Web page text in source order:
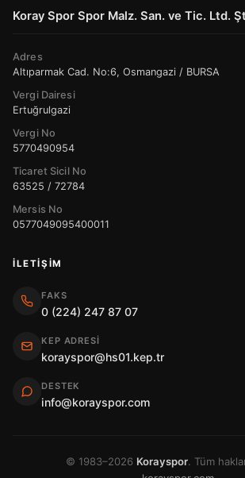
Koray Spor Spor Malz. San. ve Tic. Ltd.
Adres
Altıparmak Cad. No:6, Osmangazi / BURSA
Vergi Dairesi
Ertuğrulgazi
Vergi No
5770490954
Ticaret Sicil No
63525 / 72784
Mersis No
0577049095400011
İLETIŞIM
FAKS
0 (224) 247 87 07
KEP ADRESI
korayspor@hs01.kep.tr
DESTEK
info@korayspor.com
© 1983–2026 Korayspor. Tüm